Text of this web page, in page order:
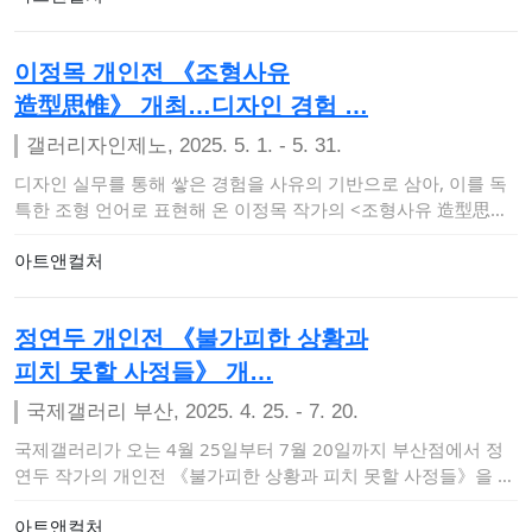
이정목 개인전 《조형사유
造型思惟》 개최…디자인 경험 …
갤러리자인제노, 2025. 5. 1. - 5. 31.
디자인 실무를 통해 쌓은 경험을 사유의 기반으로 삼아, 이를 독
특한 조형 언어로 표현해 온 이정목 작가의 <조형사유 造型思惟
아트앤컬처
정연두 개인전 《불가피한 상황과
피치 못할 사정들》 개…
국제갤러리 부산, 2025. 4. 25. - 7. 20.
국제갤러리가 오는 4월 25일부터 7월 20일까지 부산점에서 정
연두 작가의 개인전 《불가피한 상황과 피치 못할 사정들》을 개
아트앤컬처